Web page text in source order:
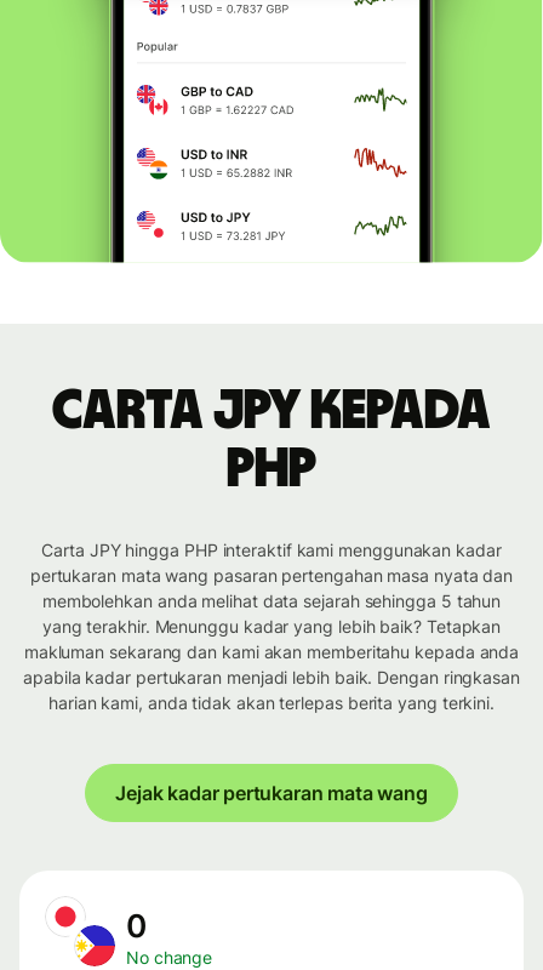
Carta JPY kepada
PHP
Carta JPY hingga PHP interaktif kami menggunakan kadar
pertukaran mata wang pasaran pertengahan masa nyata dan
membolehkan anda melihat data sejarah sehingga 5 tahun
yang terakhir. Menunggu kadar yang lebih baik? Tetapkan
makluman sekarang dan kami akan memberitahu kepada anda
apabila kadar pertukaran menjadi lebih baik. Dengan ringkasan
harian kami, anda tidak akan terlepas berita yang terkini.
Jejak kadar pertukaran mata wang
0
No change